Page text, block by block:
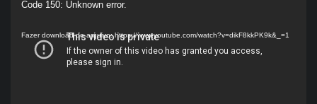
Tocador
vídeo
Code 150: Unknown error.
Fazer download do arquivo: https://www.youtube.com/watch?v=dikF8kkPK9k&_=1